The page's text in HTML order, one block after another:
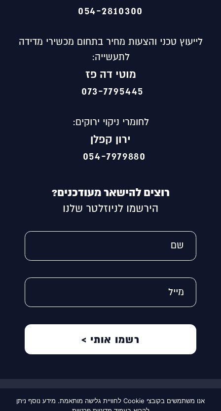
054-2810300
לייעוץ טכני והצעות מחיר בתחום מכשירי מדידה
לתעשייה:
מוטי דה פז
073-7795445
לחומרי ניקוי ירוקים:
ירון קפלן
054-7979880
רוצים להישאר מעודכנים?
הירשמו לניוזלטר שלנו
שם
מייל
Alternative:
תקנון אתר
אנו משתמשים בקובצי Cookie לחוויית גלישה מותאמת. מידע נוסף ניתן